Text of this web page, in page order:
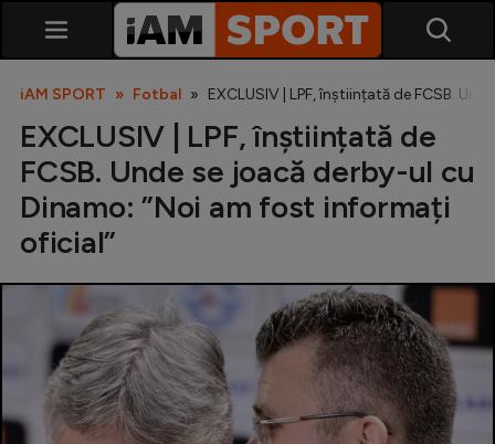
SuperLiga
Liga 2
Cupa României
Echipa Națională
iAM SPORT Fotbal EXCLUSIV | LPF, înștiințată de FCSB.
EXCLUSIV | LPF, înștiințată de
FCSB. Unde se joacă derby-ul cu
Dinamo: ”Noi am fost informați
oficial”